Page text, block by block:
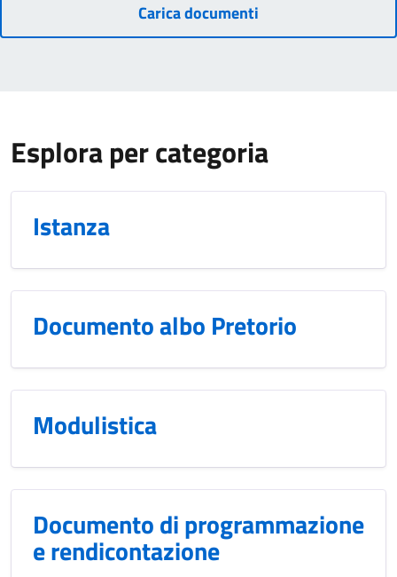
Carica documenti
Esplora per categoria
Istanza
Documento albo Pretorio
Modulistica
Documento di programmazione
e rendicontazione